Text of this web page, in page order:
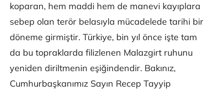
koparan, hem maddi hem de manevi kayıplara
sebep olan terör belasıyla mücadelede tarihi bir
döneme girmiştir. Türkiye, bin yıl önce işte tam
da bu topraklarda filizlenen Malazgirt ruhunu
yeniden diriltmenin eşiğindendir. Bakınız,
Cumhurbaşkanımız Sayın Recep Tayyip